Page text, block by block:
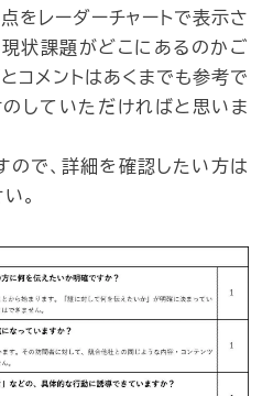
をレーダーチャートで表示さ
状課題がどこにあるのかご
コメントはあくまでも参考で
していただければと思いま
で、詳細を確認したい方は
。